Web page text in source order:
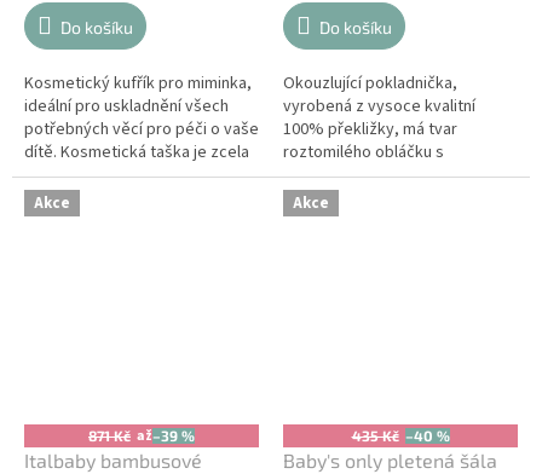
Do košíku
Kosmetický kufřík pro miminka,
ideální pro uskladnění všech
potřebných věcí pro péči o vaše
dítě. Kosmetická taška je zcela
pokryta jemnou bavlnou a s
vnitřní hedvábnou podšívkou.
Do košíku
Okouzlující pokladnička,
vyrobená z vysoce kvalitní
100% překližky, má tvar
roztomilého obláčku s
přátelskou tváří.
Akce
871 Kč až–39 %
Italbaby bambusové
Akce
435 Kč –40 %
Baby's only pletená šála